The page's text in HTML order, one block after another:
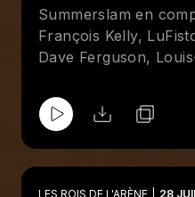
Summerslam en
François Kelly,
Dave Ferguson,
présent à
Martel. Aussi,
LES ROIS DE L'ARÈNE 28